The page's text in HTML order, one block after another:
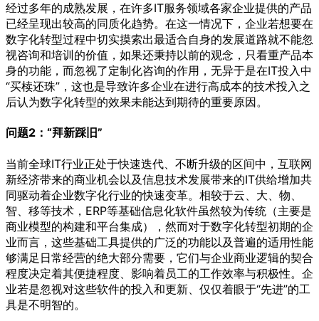
经过多年的成熟发展，在许多IT服务领域各家企业提供的产品
已经呈现出较高的同质化趋势。在这一情况下，企业若想要在
数字化转型过程中切实摸索出最适合自身的发展道路就不能忽
视咨询和培训的价值，如果还秉持以前的观念，只看重产品本
身的功能，而忽视了定制化咨询的作用，无异于是在IT投入中
“买椟还珠”，这也是导致许多企业在进行高成本的技术投入之
后认为数字化转型的效果未能达到期待的重要原因。
问题2：“拜新踩旧”
当前全球IT行业正处于快速迭代、不断升级的区间中，互联网
新经济带来的商业机会以及信息技术发展带来的IT供给增加共
同驱动着企业数字化行业的快速变革。相较于云、大、物、
智、移等技术，ERP等基础信息化软件虽然较为传统（主要是
商业模型的构建和平台集成），然而对于数字化转型初期的企
业而言，这些基础工具提供的广泛的功能以及普遍的适用性能
够满足日常经营的绝大部分需要，它们与企业商业逻辑的契合
程度决定着其便捷程度、影响着员工的工作效率与积极性。企
业若是忽视对这些软件的投入和更新、仅仅着眼于“先进”的工
具是不明智的。